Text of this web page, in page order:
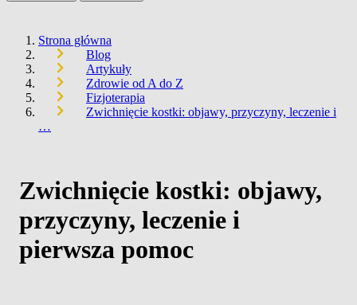
Strona główna
Blog
Artykuły
Zdrowie od A do Z
Fizjoterapia
Zwichnięcie kostki: objawy, przyczyny, leczenie i
…
Zwichnięcie kostki: objawy,
przyczyny, leczenie i
pierwsza pomoc